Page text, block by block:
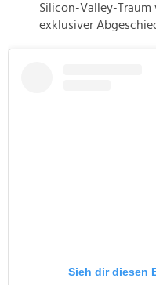
Silicon-Valley-
exklusiver
Sieh dir diesen